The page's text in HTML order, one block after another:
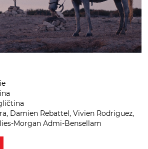
Damien Rebattel, Vivien Rodriguez,
Morgan Admi-Bensellam